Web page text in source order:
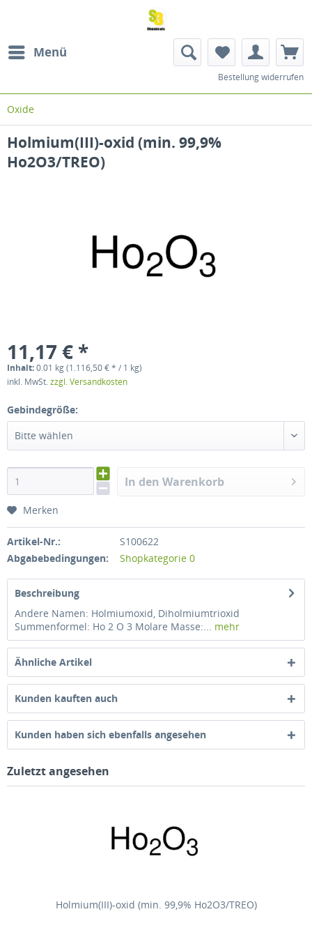
Menü
Bestellung widerrufen
Oxide
Holmium(III)-oxid (min. 99,9%
Ho2O3/TREO)
11,17 € *
Inhalt:0.01 kg (1.116,50 € * / 1 kg)
inkl. MwSt.zzgl. Versandkosten
Gebindegröße:
Bitte wählen
In den Warenkorb
Merken
Artikel-Nr.:
S100622
Abgabebedingungen:
Shopkategorie 0
Beschreibung
Andere Namen: Holmiumoxid, Diholmiumtrioxid
Summenformel: Ho 2 O 3 Molare Masse:... mehr
Ähnliche Artikel
Kunden kauften auch
Kunden haben sich ebenfalls angesehen
Zuletzt angesehen
Holmium(III)-oxid (min. 99,9% Ho2O3/TREO)